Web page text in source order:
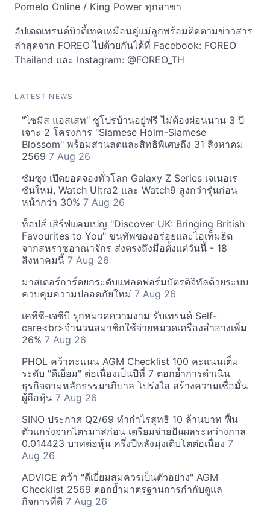
Pomelo Online / King Power ทุกสาขา
อัปเดตเทรนด์บิวตี้เทคเหมือนคู่แม่ลูกพร้อมติดตามข่าวสาร
ล่าสุดจาก FOREO ไปด้วยกันได้ที่ Facebook: FOREO
Thailand และ Instagram: @FOREO_TH
LATEST NEWS
"ไซมิส แอสเสท" ชูโปรบ้านอยู่ฟรี ไม่ต้องผ่อนนาน 3 ปี
เจาะ 2 โครงการ "Siamese Holm-Siamese
Blossom" พร้อมส่วนลดและสิทธิพิเศษถึง 31 สิงหาคม
2569 7 Aug 26
ซัมซุง เปิดยอดจองทั่วโลก Galaxy Z Series เจเนอเร
ชันใหม่, Watch Ultra2 และ Watch9 สูงกว่ารุ่นก่อน
หน้ากว่า 30% 7 Aug 26
ท็อปส์ เสิร์ฟแคมเปญ "Discover UK: Bringing British
Favourites to You" ขนทัพของอร่อยและไอเท็มฮิต
จากสหราชอาณาจักร ส่งตรงถึงมือตั้งแต่วันนี้ - 18
สิงหาคมนี้ 7 Aug 26
มาสเตอร์การ์ดยกระดับแพลตฟอร์มบัตรดิจิทัลด้วยระบบ
ควบคุมความปลอดภัยใหม่ 7 Aug 26
เคทีซี-เจซีบี รุกหมวดความงาม รับเทรนด์ Self-
care<br>จำนวนสมาชิกใช้จ่ายหมวดเครื่องสำอางเพิ่ม
26% 7 Aug 26
PHOL คว้าคะแนน AGM Checklist 100 คะแนนเต็ม
ระดับ "ดีเยี่ยม" ต่อเนื่องเป็นปีที่ 7 ตอกย้ำการดำเนิน
ธุรกิจตามหลักธรรมาภิบาล โปร่งใส สร้างความเชื่อมั่น
ผู้ถือหุ้น 7 Aug 26
SINO ประกาศ Q2/69 ทำกำไรสุทธิ 10 ล้านบาท ฟื้น
ตัวแกร่งจากไตรมาสก่อน เตรียมจ่ายปันผลระหว่างกาล
0.014423 บาทต่อหุ้น ครึ่งปีหลังมุ่งเติบโตต่อเนื่อง 7
Aug 26
ADVICE คว้า "ดีเยี่ยมสมควรเป็นตัวอย่าง" AGM
Checklist 2569 ตอกย้ำมาตรฐานการกำกับดูแล
กิจการที่ดี 7 Aug 26